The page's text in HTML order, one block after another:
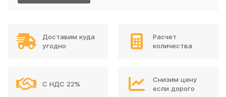
Доставим куда
угодно
Расчет
количества
С НДС 22%
Снизим цену
если дорого